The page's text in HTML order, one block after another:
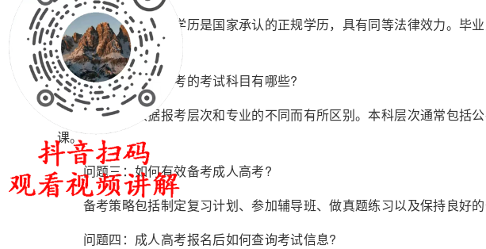
成人高考获得的学历是国家承认的正规学历，具有同等法律效力。毕业
续深造。
问题二：成人高考的考试科目有哪些?
考试科目根据报考层次和专业的不同而有所区别。本科层次通常包括公
课。
问题三：如何有效备考成人高考?
备考策略包括制定复习计划、参加辅导班、做真题练习以及保持良好的
问题四：成人高考报名后如何查询考试信息?